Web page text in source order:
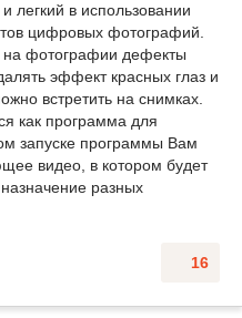
легкий в использовании
цифровых фотографий.
на фотографии дефекты
эффект красных глаз и
встретить на снимках.
как программа для
запуске программы Вам
видео, в котором будет
разных
16